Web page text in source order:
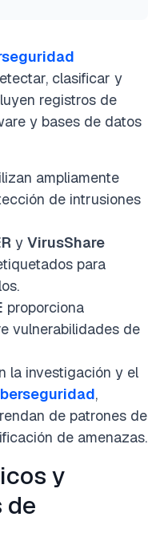
clasificar y
registros de
y bases de datos
ampliamente
de intrusiones
y VirusShare
para
proporciona
vulnerabilidades de
la investigación y el
,
de patrones de
de amenazas.
y
de